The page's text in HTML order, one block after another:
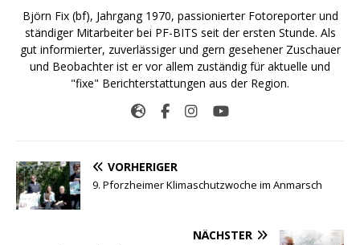
Björn Fix (bf), Jahrgang 1970, passionierter Fotoreporter und
ständiger Mitarbeiter bei PF-BITS seit der ersten Stunde. Als
gut informierter, zuverlässiger und gern gesehener Zuschauer
und Beobachter ist er vor allem zuständig für aktuelle und
"fixe" Berichterstattungen aus der Region.
VORHERIGER
9. Pforzheimer Klimaschutzwoche im Anmarsch
NÄCHSTER